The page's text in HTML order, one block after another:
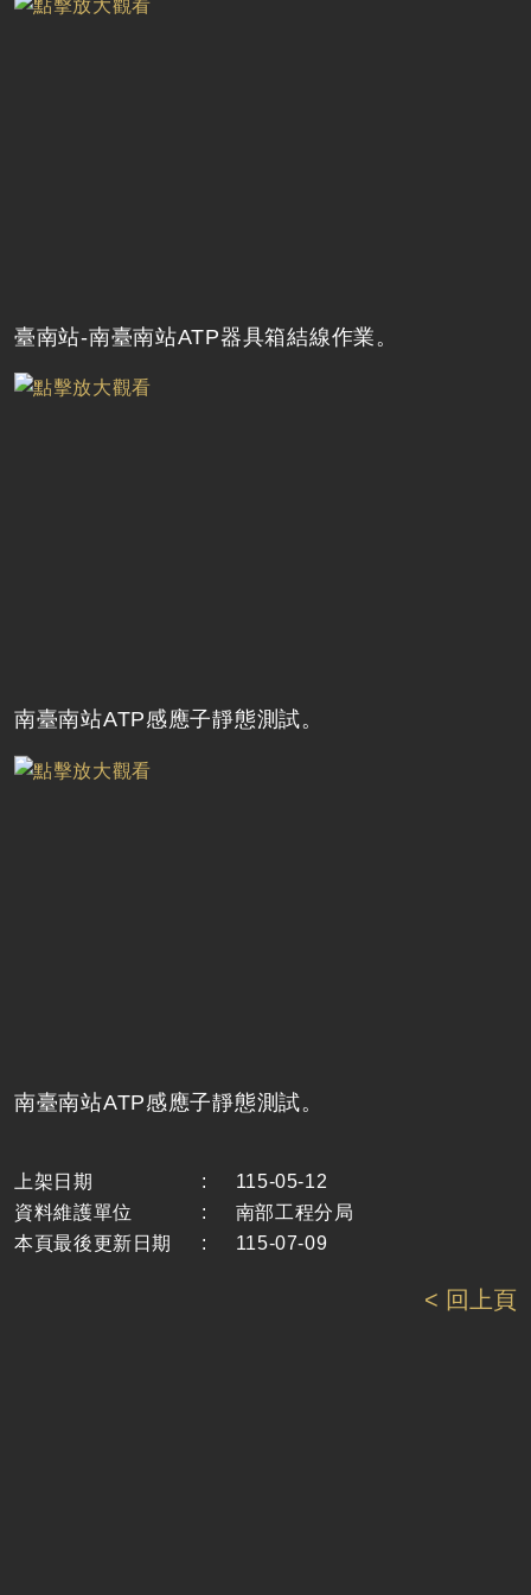
臺南站-南臺南站ATP器具箱結線作業。
南臺南站ATP感應子靜態測試。
南臺南站ATP感應子靜態測試。
上架日期 :
115-05-12
資料維護單位
:
南部工程分局
本頁最後更新日期
: 115-07-09
< 回上頁